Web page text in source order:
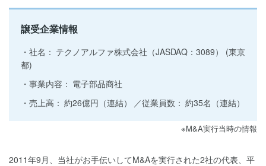
譲受企業情報
社名： テクノアルファ株式会社（JASDAQ：3089） (東京
都)
事業内容： 電子部品商社
売上高： 約26億円（連結） 従業員数： 約35名（連結）
※M&A実行当時の情報
2011年9月、当社がお手伝いしてM&Aを実行された2社の代表、平